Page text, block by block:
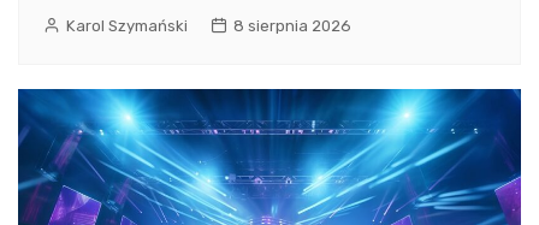
Karol Szymański 8 sierpnia 2026